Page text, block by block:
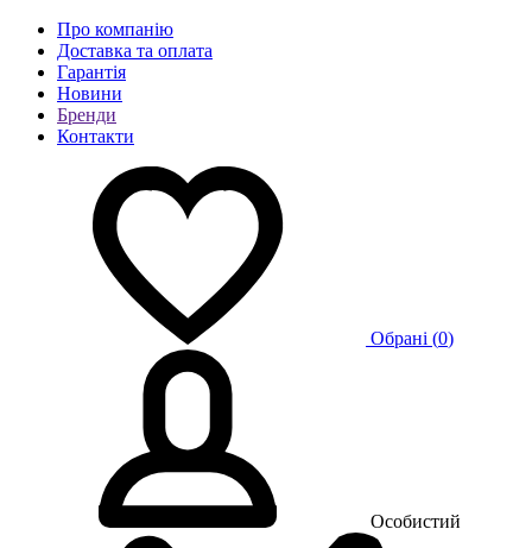
Про компанію
Доставка та оплата
Гарантія
Новини
Бренди
Контакти
Обрані (0)
Особистий